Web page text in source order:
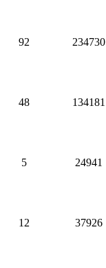
92 234730
48 134181
5 24941
12 37926